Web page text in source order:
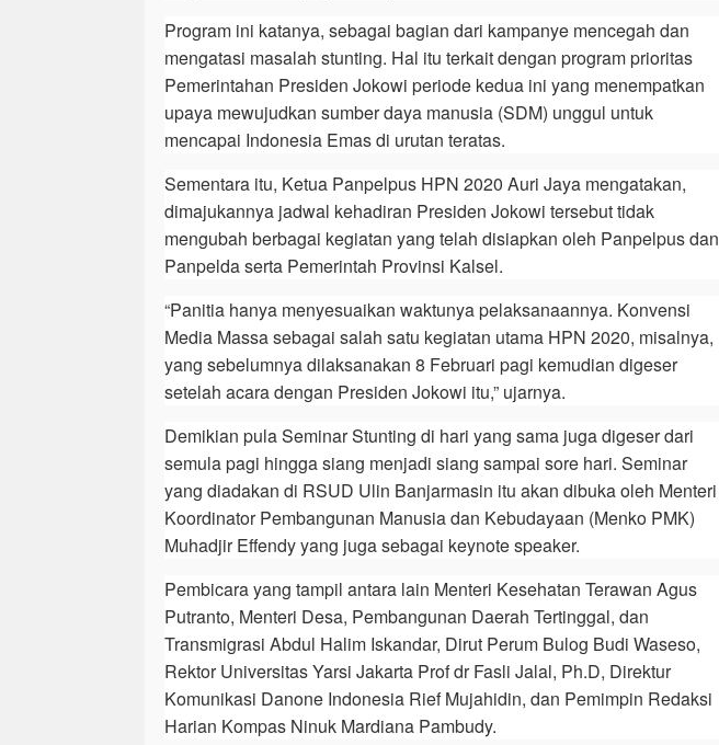
Program ini katanya, sebagai bagian dari kampanye mencegah dan
mengatasi masalah stunting. Hal itu terkait dengan program prioritas
Pemerintahan Presiden Jokowi periode kedua ini yang menempatkan
upaya mewujudkan sumber daya manusia (SDM) unggul untuk
mencapai Indonesia Emas di urutan teratas.
Sementara itu, Ketua Panpelpus HPN 2020 Auri Jaya mengatakan,
dimajukannya jadwal kehadiran Presiden Jokowi tersebut tidak
mengubah berbagai kegiatan yang telah disiapkan oleh Panpelpus dan
Panpelda serta Pemerintah Provinsi Kalsel.
“Panitia hanya menyesuaikan waktunya pelaksanaannya. Konvensi
Media Massa sebagai salah satu kegiatan utama HPN 2020, misalnya,
yang sebelumnya dilaksanakan 8 Februari pagi kemudian digeser
setelah acara dengan Presiden Jokowi itu,” ujarnya.
Demikian pula Seminar Stunting di hari yang sama juga digeser dari
semula pagi hingga siang menjadi siang sampai sore hari. Seminar
yang diadakan di RSUD Ulin Banjarmasin itu akan dibuka oleh Menteri
Koordinator Pembangunan Manusia dan Kebudayaan (Menko PMK)
Muhadjir Effendy yang juga sebagai keynote speaker.
Pembicara yang tampil antara lain Menteri Kesehatan Terawan Agus
Putranto, Menteri Desa, Pembangunan Daerah Tertinggal, dan
Transmigrasi Abdul Halim Iskandar, Dirut Perum Bulog Budi Waseso,
Rektor Universitas Yarsi Jakarta Prof dr Fasli Jalal, Ph.D, Direktur
Komunikasi Danone Indonesia Rief Mujahidin, dan Pemimpin Redaksi
Harian Kompas Ninuk Mardiana Pambudy.